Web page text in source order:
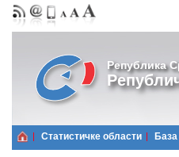
Република
Статистичке области